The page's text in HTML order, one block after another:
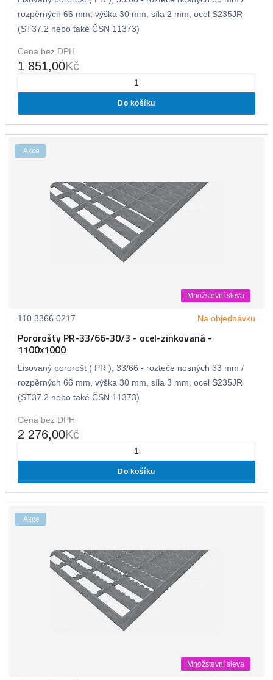
rozpěrných 66 mm, výška 30 mm, síla 2 mm, ocel S235JR
(ST37.2 nebo také ČSN 11373)
Cena bez DPH
1 851,00Kč
Do košíku
Akce
Množstevní sleva
110.3366.0217 Na objednávku
Pororošty PR-33/66-30/3 - ocel-zinkovaná -
1100x1000
Lisovaný pororošt ( PR ), 33/66 - rozteče nosných 33 mm /
rozpěrných 66 mm, výška 30 mm, síla 3 mm, ocel S235JR
(ST37.2 nebo také ČSN 11373)
Cena bez DPH
2 276,00Kč
Do košíku
Akce
Množstevní sleva